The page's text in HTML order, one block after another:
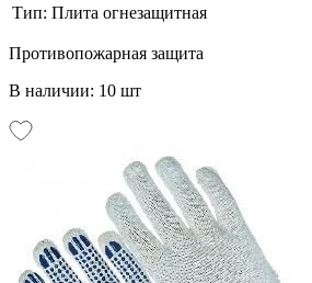
Тип: Плита огнезащитная
Противопожарная защита
В наличии: 10 шт